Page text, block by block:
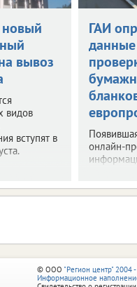
вывоз
видов
вступят в
ГАИ
онлайн-
© ООО "Регион центр" 2004
Информационное